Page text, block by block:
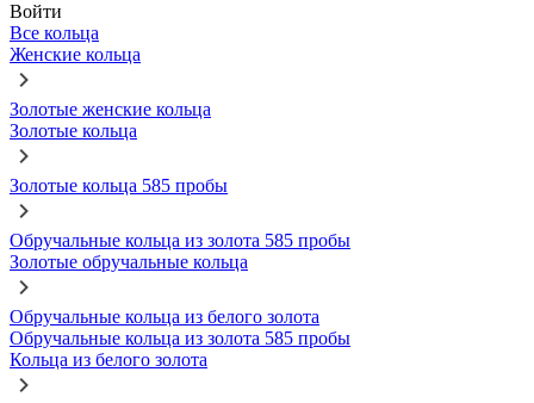
Войти
Все кольца
Женские кольца
Золотые женские кольца
Золотые кольца
Золотые кольца 585 пробы
Обручальные кольца из золота 585 пробы
Золотые обручальные кольца
Обручальные кольца из белого золота
Обручальные кольца из золота 585 пробы
Кольца из белого золота